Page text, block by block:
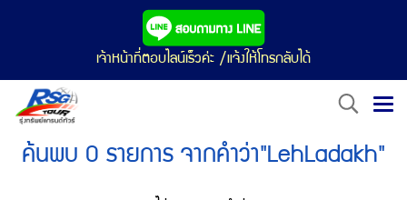
เจ้าหน้าที่ตอบไลน์เร็วค่ะ /แจ้งให้โทรกลับได้
ค้นพบ 0 รายการ จากคำว่า"LehLadakh"